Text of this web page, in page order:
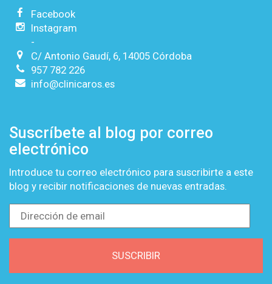
Facebook
Instagram
-
C/ Antonio Gaudí, 6, 14005 Córdoba
957 782 226
info@clinicaros.es
Suscríbete al blog por correo
electrónico
Introduce tu correo electrónico para suscribirte a este
blog y recibir notificaciones de nuevas entradas.
Dirección
email
SUSCRIBIR